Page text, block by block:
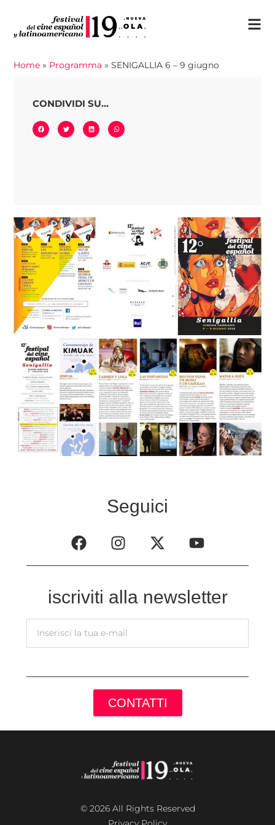
Home » Programma »SENIGALLIA 6 – 9 giugno
CONDIVIDI SU...
Seguici
iscriviti alla newsletter
CONTATTI
© 2026 All Rights Reserved